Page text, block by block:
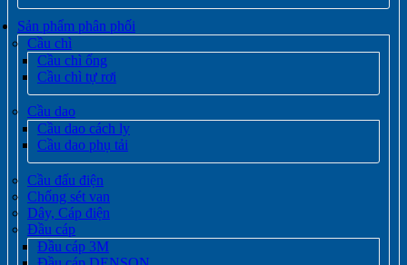
Sản phẩm phân phối
Cầu chì
Cầu chì ống
Cầu chì tự rơi
Cầu dao
Cầu dao cách ly
Cầu dao phụ tải
Cầu đấu điện
Chống sét van
Dây, Cáp điện
Đầu cáp
Đầu cáp 3M